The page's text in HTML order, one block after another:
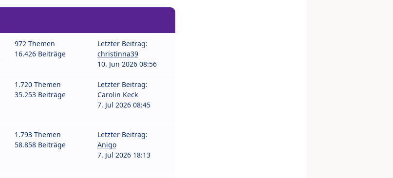
972 Themen
16.426 Beiträge
Letzter Beitrag:
christinna39
10. Jun 2026 08:56
1.720 Themen
35.253 Beiträge
Letzter Beitrag:
Carolin Keck
7. Jul 2026 08:45
1.793 Themen
58.858 Beiträge
Letzter Beitrag:
Anigo
7. Jul 2026 18:13